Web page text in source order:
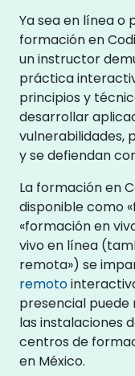
Ya sea en línea o
formación en
un instructor
práctica
principios y
desarrollar
vulnerabilidades,
y se defiendan
La formación en
disponible como
«formación en
vivo en línea
remota») se
remoto
presencial puede
las instalaciones
centros de
en México.